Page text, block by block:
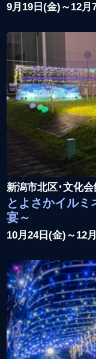
9月19日(金)～12月
新潟市北区･文化
とよさかイルミ
宴～
10月24日(金)～12